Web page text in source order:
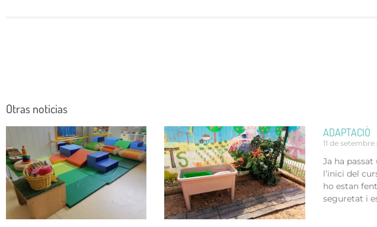
Otras noticias
ADAPTACIÓ
11 de setembre
Ja ha
l’inici del
ho estan
seguretat i